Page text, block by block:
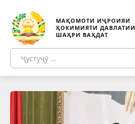
МАҚОМОТИ ИҶРОИЯИ
ҲОКИМИЯТИ ДАВЛАТИИ
ШАҲРИ ВАҲДАТ